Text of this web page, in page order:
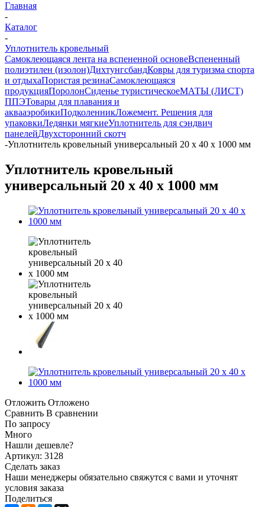
Главная
-
Каталог
-
Уплотнитель кровельный
Самоклеющаяся лента на вспененной основеВспененный
полиэтилен (изолон)ДихтунгсбандКовры для туризма спорта
и отдыхаПористая резинаСамоклеющаяся
продукцияПоролонСиденье туристическоеМАТЫ (ЛИСТ)
ППЭТовары для плавания и
аквааэробикиПодколенникЛожемент. Решения для
упаковкиЛедянки мягкиеУплотнитель для сэндвич
панелейДвухсторонний скотч
-Уплотнитель кровельный универсальный 20 х 40 х 1000 мм
Уплотнитель кровельный
универсальный 20 х 40 х 1000 мм
Отложить Отложено
Сравнить В сравнении
По запросу
Много
Нашли дешевле?
Артикул: 3128
Сделать заказ
Наши менеджеры обязательно свяжутся с вами и уточнят
условия заказа
Поделиться